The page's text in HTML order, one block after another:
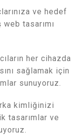
ve hedef
tasarımı
her cihazda
sağlamak için
sunuyoruz.
kimliğinizi
tasarımlar ve